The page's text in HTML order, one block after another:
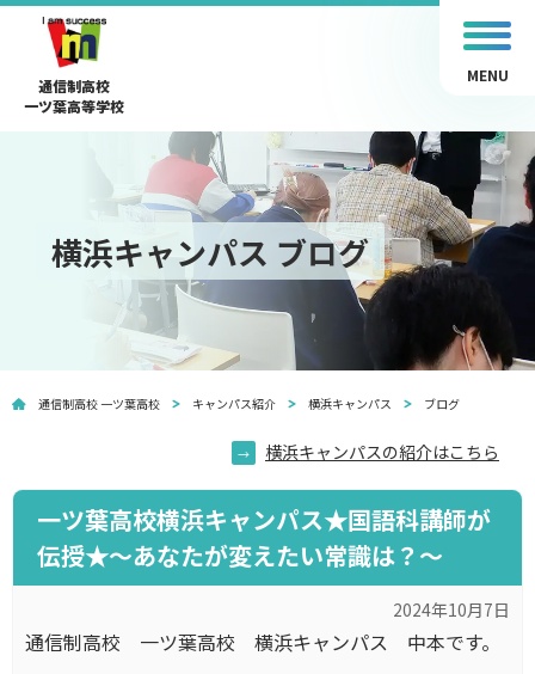
通信制高校
一ツ葉高等学校
MENU
横浜キャンパス ブログ
通信制高校 一ツ葉高校 キャンパス紹介 横浜キャンパス ブログ
横浜キャンパスの紹介はこちら
一ツ葉高校横浜キャンパス★国語科講師が
伝授★～あなたが変えたい常識は？～
2024年10月7日
通信制高校 一ツ葉高校 横浜キャンパス 中本です。